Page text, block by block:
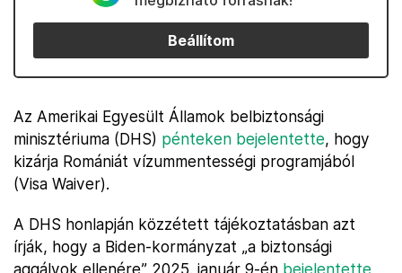
Beállítom
Az Amerikai Egyesült Államok belbiztonsági
minisztériuma (DHS) pénteken bejelentette, hogy
kizárja Romániát vízummentességi programjából
(Visa Waiver).
A DHS honlapján közzétett tájékoztatásban azt
írják, hogy a Biden-kormányzat „a biztonsági
aggályok ellenére” 2025. január 9-én bejelentette